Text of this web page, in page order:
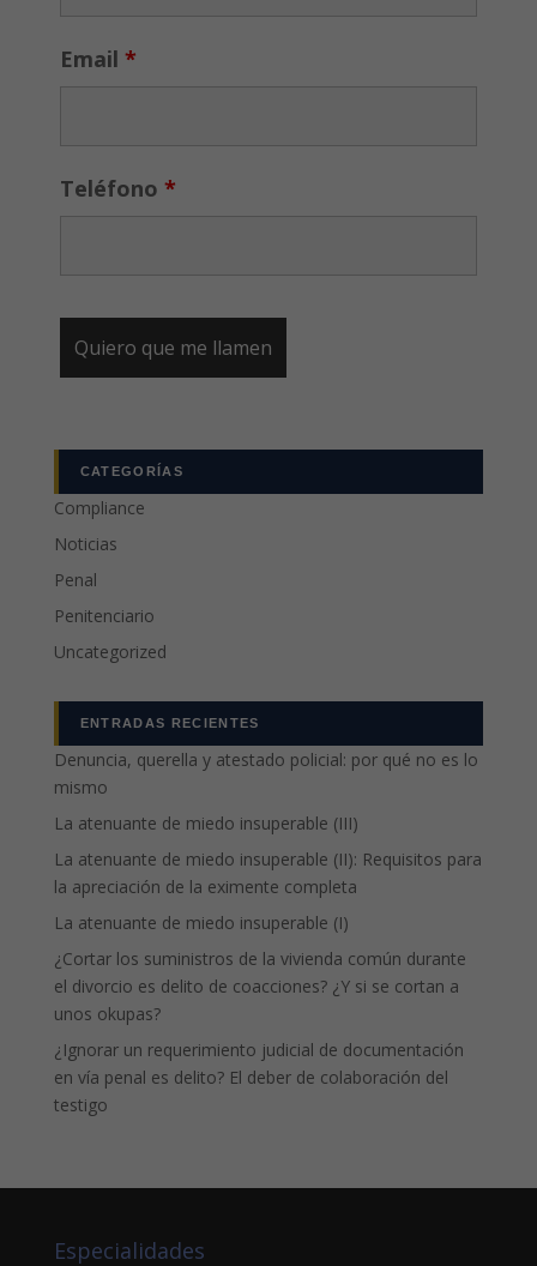
Email *
Teléfono *
CATEGORÍAS
Compliance
Noticias
Penal
Penitenciario
Uncategorized
ENTRADAS RECIENTES
Denuncia, querella y atestado policial: por qué no es lo
mismo
La atenuante de miedo insuperable (III)
La atenuante de miedo insuperable (II): Requisitos para
la apreciación de la eximente completa
La atenuante de miedo insuperable (I)
¿Cortar los suministros de la vivienda común durante
el divorcio es delito de coacciones? ¿Y si se cortan a
unos okupas?
¿Ignorar un requerimiento judicial de documentación
en vía penal es delito? El deber de colaboración del
testigo
Especialidades